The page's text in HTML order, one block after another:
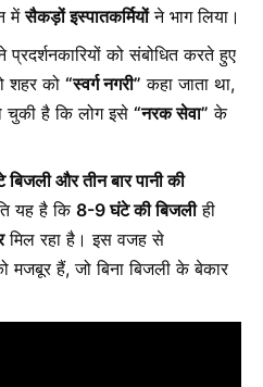
मेंसैकड़ों इस्पातकर्मियोंने भाग लिया।
प्रदर्शनकारियों को संबोधित करते हुए
शहर को “स्वर्ग नगरी” कहा जाता था,
चुकी है कि लोग इसे “नरक सेवा” के
और तीन बार पानी की
यह है कि 8-9 घंटे की बिजलीही
मिल रहा है। इस वजह से
मजबूर हैं, जो बिना बिजली के बेकार